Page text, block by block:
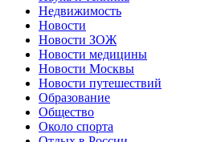
Недвижимость
Новости
Новости ЗОЖ
Новости медицины
Новости Москвы
Новости путешествий
Образование
Общество
Около спорта